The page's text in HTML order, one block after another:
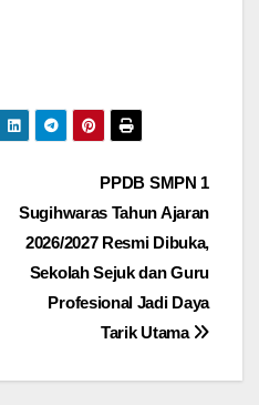
PPDB SMPN 1
Sugihwaras Tahun Ajaran
2026/2027 Resmi Dibuka,
Sekolah Sejuk dan Guru
Profesional Jadi Daya
Tarik Utama